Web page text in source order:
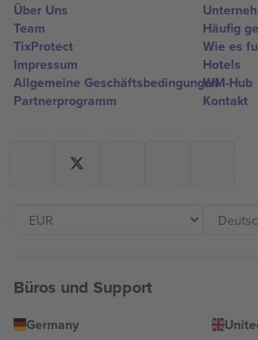
Über Uns
Team
TixProtect
Impressum
Allgemeine Geschäftsbedingungen
Partnerprogramm
Häufig
Wie es
Hotels
WM-Hub
Kontakt
Büros und Support
Germany